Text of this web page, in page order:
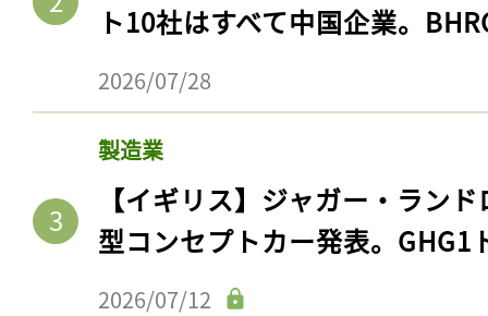
ト10社はすべて中国企業。
2026/07/28
製造業
【イギリス】ジャガー・ラン
型コンセプトカー発表。GHG1
2026/07/12